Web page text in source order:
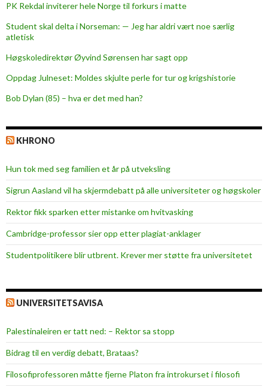
s
w
s
r
t
PK Rekdal inviterer hele Norge til forkurs i matte
Student skal delta i Norseman: — Jeg har aldri vært noe særlig
atletisk
Høgskoledirektør Øyvind Sørensen har sagt opp
Oppdag Julneset: Moldes skjulte perle for tur og krigshistorie
Bob Dylan (85) – hva er det med han?
KHRONO
Hun tok med seg familien et år på utveksling
Sigrun Aasland vil ha skjerm­debatt på alle universiteter og høgskoler
Rektor fikk sparken etter mistanke om hvitvasking
Cambridge-professor sier opp etter plagiat-anklager
Studentpolitikere blir utbrent. Krever mer støtte fra universitetet
UNIVERSITETSAVISA
Palestinaleiren er tatt ned: – Rektor sa stopp
Bidrag til en verdig debatt, Brataas?
Filosofiprofessoren måtte fjerne Platon fra introkurset i filosofi